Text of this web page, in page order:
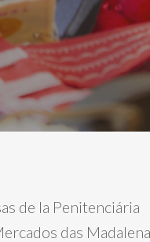
de la Penitenciária
das